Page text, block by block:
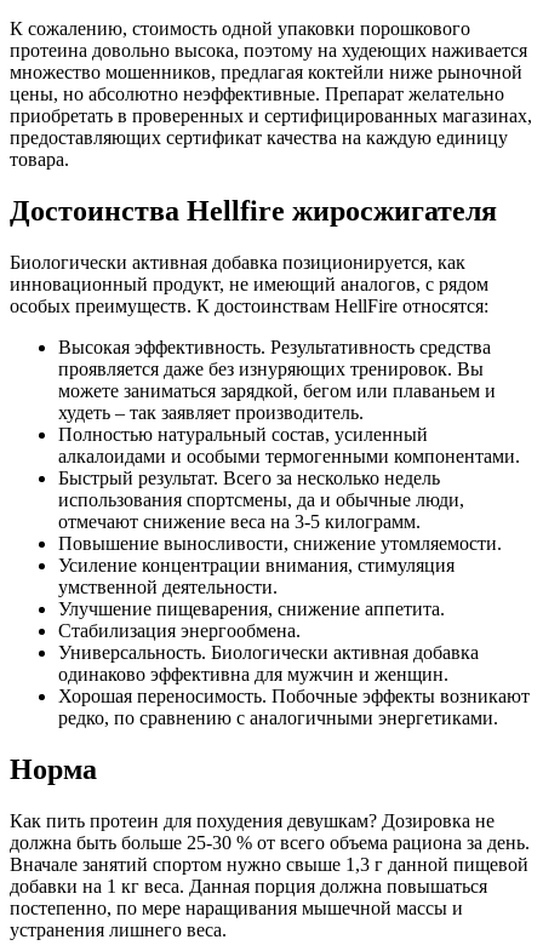
К сожалению, стоимость одной упаковки порошкового
протеина довольно высока, поэтому на худеющих наживается
множество мошенников, предлагая коктейли ниже рыночной
цены, но абсолютно неэффективные. Препарат желательно
приобретать в проверенных и сертифицированных магазинах,
предоставляющих сертификат качества на каждую единицу
товара.
Достоинства Hellfire жиросжигателя
Биологически активная добавка позиционируется, как
инновационный продукт, не имеющий аналогов, с рядом
особых преимуществ. К достоинствам HellFire относятся:
Высокая эффективность. Результативность средства
проявляется даже без изнуряющих тренировок. Вы
можете заниматься зарядкой, бегом или плаваньем и
худеть – так заявляет производитель.
Полностью натуральный состав, усиленный
алкалоидами и особыми термогенными компонентами.
Быстрый результат. Всего за несколько недель
использования спортсмены, да и обычные люди,
отмечают снижение веса на 3-5 килограмм.
Повышение выносливости, снижение утомляемости.
Усиление концентрации внимания, стимуляция
умственной деятельности.
Улучшение пищеварения, снижение аппетита.
Стабилизация энергообмена.
Универсальность. Биологически активная добавка
одинаково эффективна для мужчин и женщин.
Хорошая переносимость. Побочные эффекты возникают
редко, по сравнению с аналогичными энергетиками.
Норма
Как пить протеин для похудения девушкам? Дозировка не
должна быть больше 25-30 % от всего объема рациона за день.
Вначале занятий спортом нужно свыше 1,3 г данной пищевой
добавки на 1 кг веса. Данная порция должна повышаться
постепенно, по мере наращивания мышечной массы и
устранения лишнего веса.